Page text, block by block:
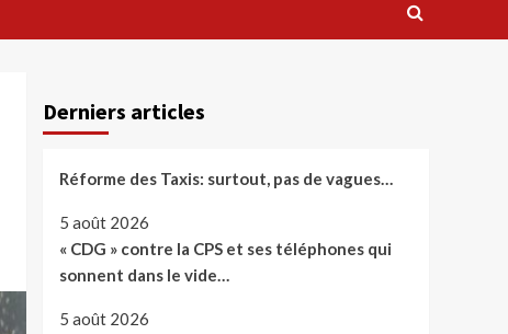
Derniers articles
Réforme des Taxis: surtout, pas de vagues…
5 août 2026
« CDG » contre la CPS et ses téléphones qui
sonnent dans le vide…
5 août 2026